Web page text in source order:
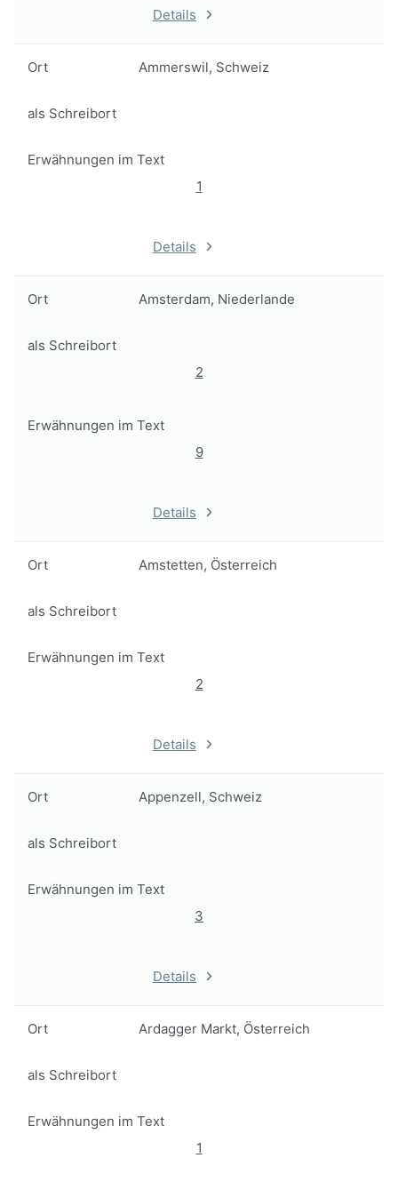
Details
Ort Ammerswil, Schweiz
als Schreibort
Erwähnungen im Text
1
Details
Ort Amsterdam, Niederlande
als Schreibort
2
Erwähnungen im Text
9
Details
Ort Amstetten, Österreich
als Schreibort
Erwähnungen im Text
2
Details
Ort Appenzell, Schweiz
als Schreibort
Erwähnungen im Text
3
Details
Ort Ardagger Markt, Österreich
als Schreibort
Erwähnungen im Text
1